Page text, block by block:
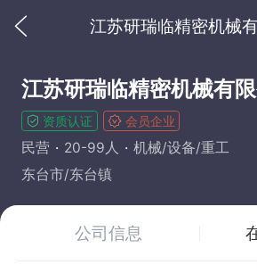
江苏研瑞临精密机械
江苏研瑞临精密机械有
资质认证 会员企业
民营 20-99人
机械/设备/重工
东台市/东台镇
公司信息